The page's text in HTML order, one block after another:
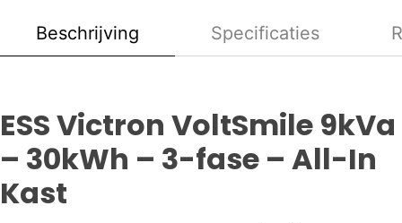
Beschrijving Specificaties
ESS Victron VoltSmile 9kVa
– 30kWh – 3-fase – All-In
Kast